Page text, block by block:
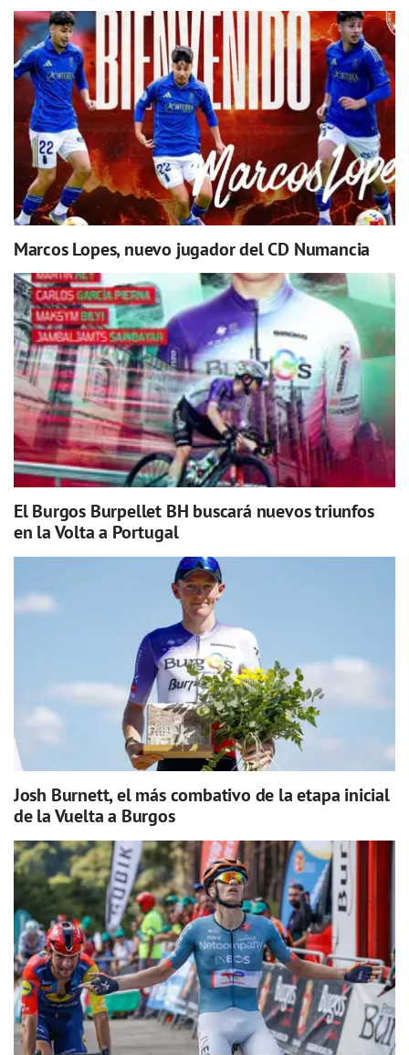
Marcos Lopes, nuevo jugador del CD Numancia
El Burgos Burpellet BH buscará nuevos triunfos
en la Volta a Portugal
Josh Burnett, el más combativo de la etapa inicial
de la Vuelta a Burgos